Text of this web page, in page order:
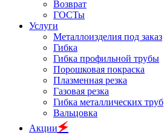
Возврат
ГОСТы
Услуги
Металлоизделия под заказ
Гибка
Гибка профильной трубы
Порошковая покраска
Плазменная резка
Газовая резка
Гибка металлических труб
Вальцовка
Акции🗲